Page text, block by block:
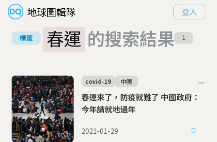
地球圖輯隊 登入
標籤 春運 的搜索結果 1
春運來了，防疫就難了 中國政府：
今年請就地過年
covid-19 中國
2021-01-29